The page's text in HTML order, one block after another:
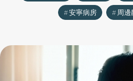
安寧病房
周邊